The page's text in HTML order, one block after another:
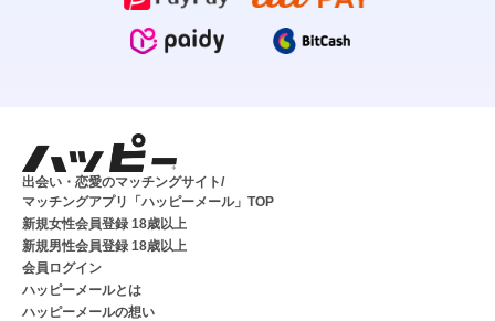
出会い・恋愛のマッチングサイト/
マッチングアプリ「ハッピーメール」TOP
新規女性会員登録 18歳以上
新規男性会員登録 18歳以上
会員ログイン
ハッピーメールとは
ハッピーメールの想い